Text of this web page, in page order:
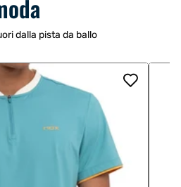
dalla pista da ballo